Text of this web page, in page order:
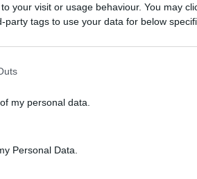
your visit or usage behaviour. You may
tags to use your data for below
my personal data.
Personal Data.
Méliuz, têm visto um